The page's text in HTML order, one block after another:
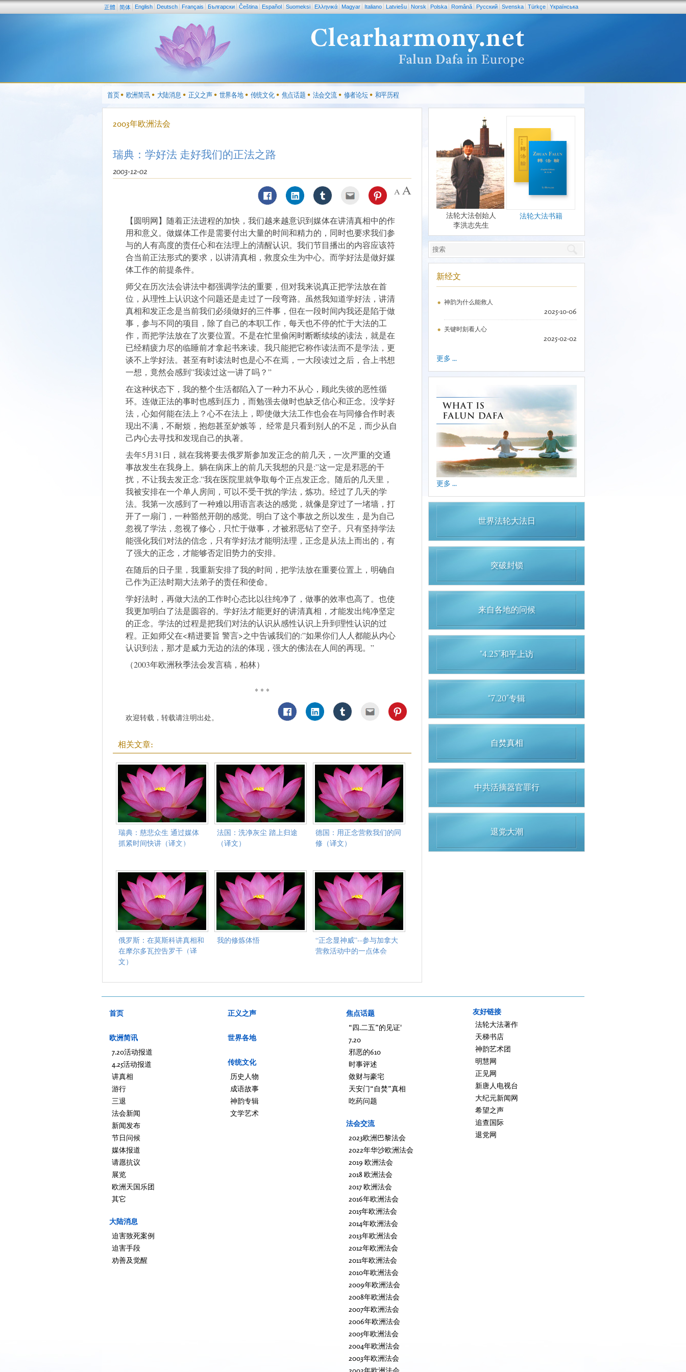
正體 简体 English Deutsch Français Български Čeština Español Suomeksi Ελληνικά Magyar Italiano Latviešu Norsk Polska Română Pусский Svenska Türkçe Yкраїнська
首页 欧洲简讯 大陆消息 正义之声 世界各地 传统文化 焦点话题 法会交流 修者论坛 和平历程
2003年欧洲法会
瑞典：学好法 走好我们的正法之路
2003-12-02
【圆明网】随着正法进程的加快，我们越来越意识到媒体在讲清真相中的作
用和意义。做媒体工作是需要付出大量的时间和精力的，同时也要求我们参
与的人有高度的责任心和在法理上的清醒认识。我们节目播出的内容应该符
合当前正法形式的要求，以讲清真相，救度众生为中心。而学好法是做好媒
体工作的前提条件。
师父在历次法会讲法中都强调学法的重要，但对我来说真正把学法放在首
位，从理性上认识这个问题还是走过了一段弯路。虽然我知道学好法，讲清
真相和发正念是当前我们必须做好的三件事，但在一段时间内我还是陷于做
事，参与不同的项目，除了自己的本职工作，每天也不停的忙于大法的工
作，而把学法放在了次要位置。不是在忙里偷闲时断断续续的读法，就是在
已经精疲力尽的临睡前才拿起书来读。我只能把它称作读法而不是学法，更
谈不上学好法。甚至有时读法时也是心不在焉，一大段读过之后，合上书想
一想，竟然会感到”我读过这一讲了吗？”
在这种状态下，我的整个生活都陷入了一种力不从心，顾此失彼的恶性循
环。连做正法的事时也感到压力，而勉强去做时也缺乏信心和正念。没学好
法，心如何能在法上？心不在法上，即使做大法工作也会在与同修合作时表
现出不满，不耐烦，抱怨甚至妒嫉等， 经常是只看到别人的不足，而少从自
己内心去寻找和发现自己的执著。
去年5月31日，就在我将要去俄罗斯参加发正念的前几天，一次严重的交通
事故发生在我身上。躺在病床上的前几天我想的只是:”这一定是邪恶的干
扰，不让我去发正念.”我在医院里就争取每个正点发正念。随后的几天里，
我被安排在一个单人房间，可以不受干扰的学法，炼功。经过了几天的学
法。我第一次感到了一种难以用语言表达的感觉，就像是穿过了一堵墙，打
开了一扇门，一种豁然开朗的感觉。明白了这个事故之所以发生，是为自己
忽视了学法，忽视了修心，只忙于做事，才被邪恶钻了空子。只有坚持学法
能强化我们对法的信念，只有学好法才能明法理，正念是从法上而出的，有
了强大的正念，才能够否定旧势力的安排。
在随后的日子里，我重新安排了我的时间，把学法放在重要位置上，明确自
己作为正法时期大法弟子的责任和使命。
学好法时，再做大法的工作时心态比以往纯净了，做事的效率也高了。也使
我更加明白了法是圆容的。学好法才能更好的讲清真相，才能发出纯净坚定
的正念。学法的过程是把我们对法的认识从感性认识上升到理性认识的过
程。正如师父在<精进要旨 警言>之中告诫我们的:”如果你们人人都能从内心
认识到法，那才是威力无边的法的体现，强大的佛法在人间的再现。”
（2003年欧洲秋季法会发言稿，柏林）
* * *
欢迎转载，转载请注明出处。
相关文章:
瑞典：慈悲众生 通过媒体
抓紧时间快讲（译文）
法国：洗净灰尘 踏上归途
（译文）
德国：用正念营救我们的同
修（译文）
俄罗斯：在莫斯科讲真相和
在摩尔多瓦控告罗干（译
文）
我的修炼体悟
“正念显神威”--参与加拿大
营救活动中的一点体会
法轮大法创始人
李洪志先生
法轮大法书籍
新经文
神韵为什么能救人
2025-10-06
关键时刻看人心
2025-02-02
更多 ...
更多 ...
世界法轮大法日
突破封锁
来自各地的问候
“4.25”和平上访
“7.20”专辑
自焚真相
中共活摘器官罪行
退党大潮
首页
欧洲简讯
7.20活动报道
4.25活动报道
讲真相
游行
三退
法会新闻
新闻发布
节日问候
媒体报道
请愿抗议
展览
欧洲天国乐团
其它
大陆消息
迫害致死案例
迫害手段
劝善及觉醒
正义之声
世界各地
传统文化
历史人物
成语故事
神韵专辑
文学艺术
焦点话题
“四.二五”的见证'
7.20
邪恶的610
时事评述
敛财与豪宅
天安门“自焚”真相
吃药问题
法会交流
2023欧洲巴黎法会
2022年华沙欧洲法会
2019 欧洲法会
2018 欧洲法会
2017 欧洲法会
2016年欧洲法会
2015年欧洲法会
2014年欧洲法会
2013年欧洲法会
2012年欧洲法会
2011年欧洲法会
2010年欧洲法会
2009年欧洲法会
2008年欧洲法会
2007年欧洲法会
2006年欧洲法会
2005年欧洲法会
2004年欧洲法会
2003年欧洲法会
2002年欧洲法会
友好链接
法轮大法著作
天梯书店
神韵艺术团
明慧网
正见网
新唐人电视台
大纪元新闻网
希望之声
追查国际
退党网